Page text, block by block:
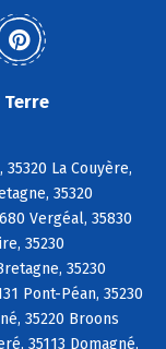
Terre
La Couyère,
35320
Vergéal, 35830
35230
35230
Pont-Péan, 35230
35220 Broons
35113 Domagné,